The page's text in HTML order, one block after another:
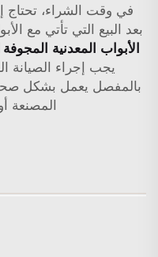
في وقت الشراء،
بعد البيع التي تأتي مع
الأبواب المعدنية
يجب إجراء الصيانة
بالمفصل يعمل بشكل
المصنعة